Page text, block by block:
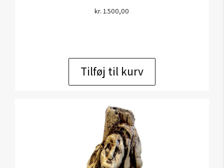
kr. 1.500,00
Tilføj til kurv